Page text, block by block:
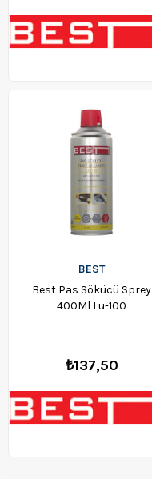
BEST
Best Pas Sökücü Sprey
400Ml Lu-100
₺137,50